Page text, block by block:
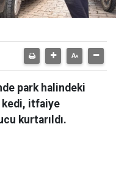
park halindeki
kedi, itfaiye
kurtarıldı.